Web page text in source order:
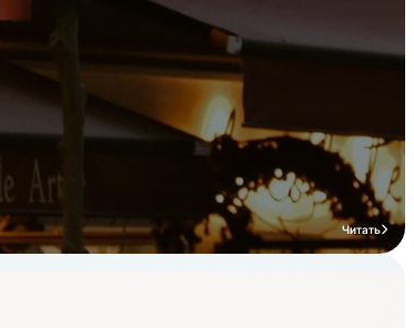
Читать